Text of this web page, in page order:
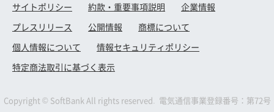
サイトポリシー 約款・重要事項説明
企業情報
プレスリリース
公開情報
商標について
個人情報について
情報セキュリティポリシー
特定商法取引に基づく表示
Copyright © SoftBank All rights reserved. 電気通信事業登録番号：第72号